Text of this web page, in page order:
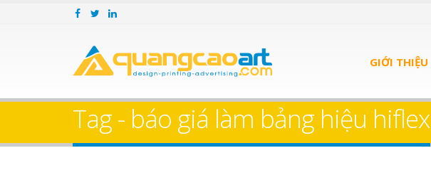
GIỚI THIỆU
Tag - báo giá làm bảng hiệu hiflex